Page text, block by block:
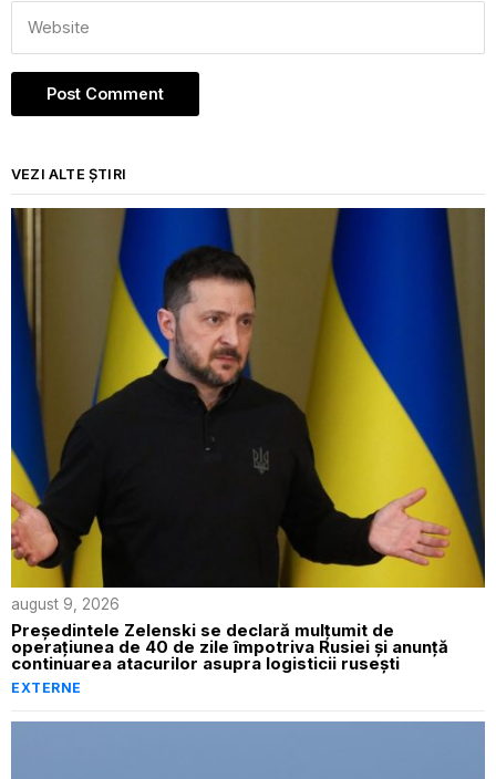
VEZI ALTE ȘTIRI
august 9, 2026
Președintele Zelenski se declară mulțumit de
operațiunea de 40 de zile împotriva Rusiei și anunță
continuarea atacurilor asupra logisticii rusești
EXTERNE